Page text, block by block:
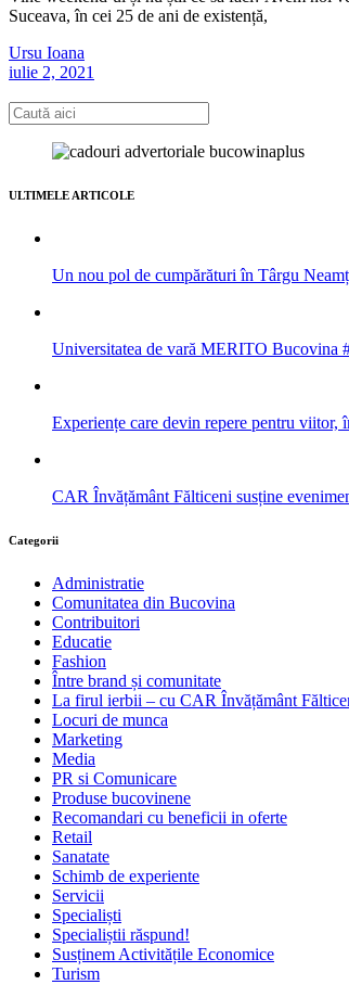
Suceava, în cei 25 de ani de existență,
Ursu Ioana
iulie 2, 2021
ULTIMELE ARTICOLE
Un nou pol de cumpărături în Târgu
Universitatea de vară MERITO Bucovina
Experiențe care devin repere pentru
CAR Învățământ Fălticeni susține
Categorii
Administratie
Comunitatea din Bucovina
Contribuitori
Educatie
Fashion
Între brand și comunitate
La firul ierbii – cu CAR Învățământ
Locuri de munca
Marketing
Media
PR si Comunicare
Produse bucovinene
Recomandari cu beneficii in oferte
Retail
Sanatate
Schimb de experiente
Servicii
Specialiști
Specialiștii răspund!
Susținem Activitățile Economice
Turism